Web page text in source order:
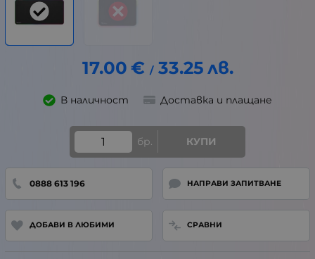
17.00 € / 33.25 лв.
В наличност Доставка и плащане
бр. КУПИ
0888 613 196 НАПРАВИ ЗАПИТВАНЕ
ДОБАВИ В ЛЮБИМИ СРАВНИ